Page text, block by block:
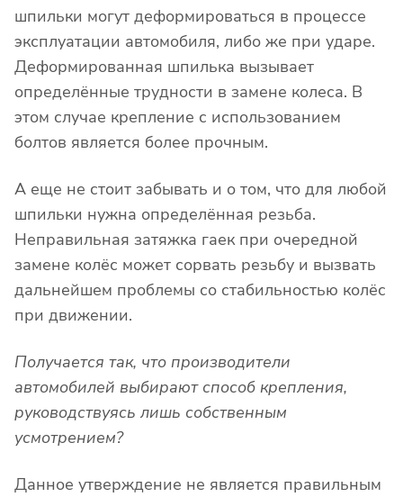
шпильки могут деформироваться в процессе
эксплуатации автомобиля, либо же при ударе.
Деформированная шпилька вызывает
определённые трудности в замене колеса. В
этом случае крепление с использованием
болтов является более прочным.
А еще не стоит забывать и о том, что для любой
шпильки нужна определённая резьба.
Неправильная затяжка гаек при очередной
замене колёс может сорвать резьбу и вызвать
дальнейшем проблемы со стабильностью колёс
при движении.
Получается так, что производители
автомобилей выбирают способ крепления,
руководствуясь лишь собственным
усмотрением?
Данное утверждение не является правильным